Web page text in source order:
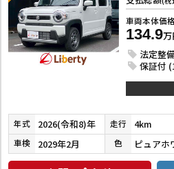
車両本体価
134.9
法定整
保証付
年式 2026(令和8)年 走行 4km
車検 2029年2月 色